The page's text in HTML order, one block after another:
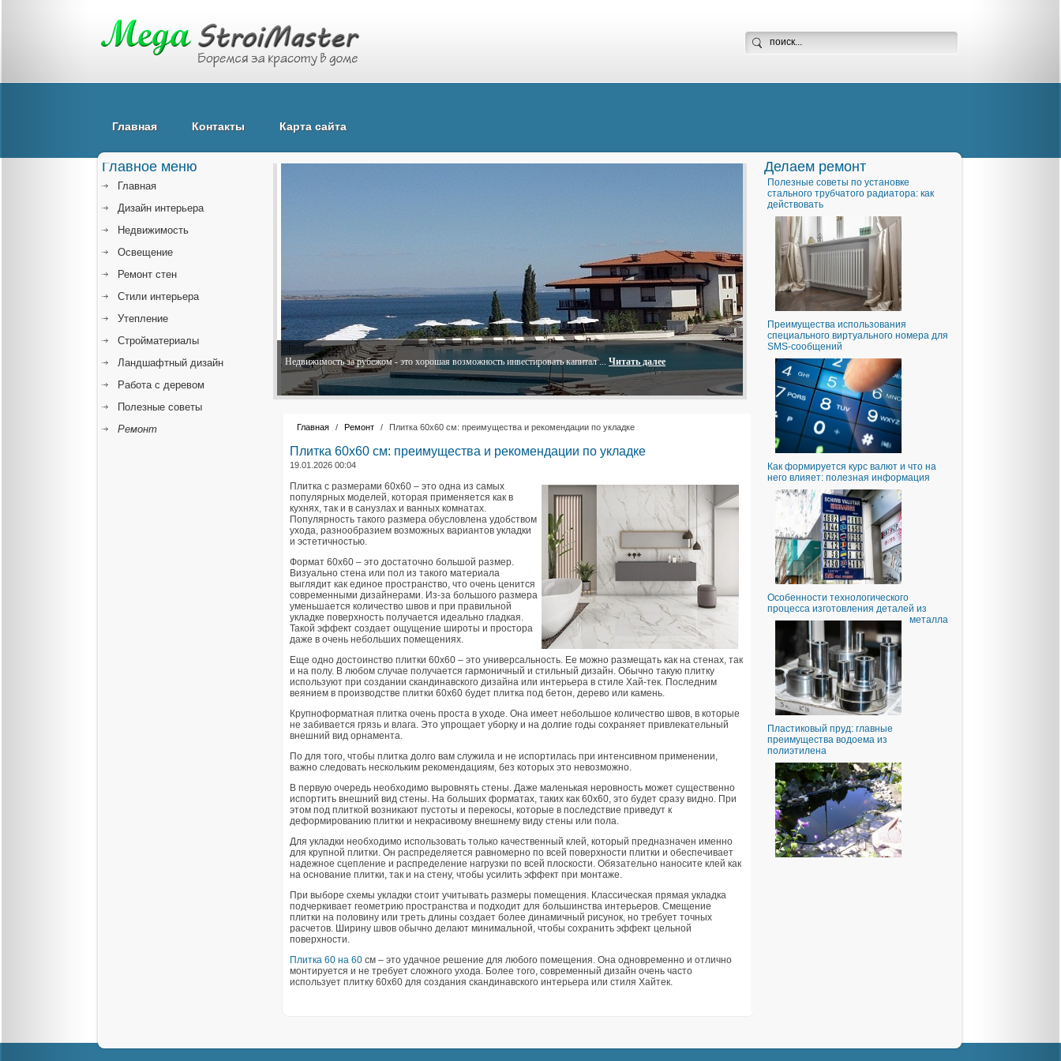
Главная Контакты Карта сайта
Недвижимость за рубежом - это хорошая возможность инвестировать капитал ... Читать далее
Главная / Ремонт / Плитка 60x60 см: преимущества и рекомендации по укладке
Плитка 60x60 см: преимущества и рекомендации по укладке
19.01.2026 00:04
Плитка с размерами 60х60 – это одна из самых
популярных моделей, которая применяется как в
кухнях, так и в санузлах и ванных комнатах.
Популярность такого размера обусловлена удобством
ухода, разнообразием возможных вариантов укладки
и эстетичностью.
Формат 60х60 – это достаточно большой размер.
Визуально стена или пол из такого материала
выглядит как единое пространство, что очень ценится
современными дизайнерами. Из-за большого размера
уменьшается количество швов и при правильной
укладке поверхность получается идеально гладкая.
Такой эффект создает ощущение широты и простора
даже в очень небольших помещениях.
Еще одно достоинство плитки 60х60 – это универсальность. Ее можно размещать как на стенах, так
и на полу. В любом случае получается гармоничный и стильный дизайн. Обычно такую плитку
используют при создании скандинавского дизайна или интерьера в стиле Хай-тек. Последним
веянием в производстве плитки 60х60 будет плитка под бетон, дерево или камень.
Крупноформатная плитка очень проста в уходе. Она имеет небольшое количество швов, в которые
не забивается грязь и влага. Это упрощает уборку и на долгие годы сохраняет привлекательный
внешний вид орнамента.
По для того, чтобы плитка долго вам служила и не испортилась при интенсивном применении,
важно следовать нескольким рекомендациям, без которых это невозможно.
В первую очередь необходимо выровнять стены. Даже маленькая неровность может существенно
испортить внешний вид стены. На больших форматах, таких как 60х60, это будет сразу видно. При
этом под плиткой возникают пустоты и перекосы, которые в последствие приведут к
деформированию плитки и некрасивому внешнему виду стены или пола.
Для укладки необходимо использовать только качественный клей, который предназначен именно
для крупной плитки. Он распределяется равномерно по всей поверхности плитки и обеспечивает
надежное сцепление и распределение нагрузки по всей плоскости. Обязательно наносите клей как
на основание плитки, так и на стену, чтобы усилить эффект при монтаже.
При выборе схемы укладки стоит учитывать размеры помещения. Классическая прямая укладка
подчеркивает геометрию пространства и подходит для большинства интерьеров. Смещение
плитки на половину или треть длины создает более динамичный рисунок, но требует точных
расчетов. Ширину швов обычно делают минимальной, чтобы сохранить эффект цельной
поверхности.
Плитка 60 на 60 см – это удачное решение для любого помещения. Она одновременно и отлично
монтируется и не требует сложного ухода. Более того, современный дизайн очень часто
использует плитку 60х60 для создания скандинавского интерьера или стиля Хайтек.
Главное меню
Главная
Дизайн интерьера
Недвижимость
Освещение
Ремонт стен
Стили интерьера
Утепление
Стройматериалы
Ландшафтный дизайн
Работа с деревом
Полезные советы
Ремонт
Делаем ремонт
Полезные советы по установке
стального трубчатого радиатора: как
действовать
Преимущества использования
специального виртуального номера для
SMS-сообщений
Как формируется курс валют и что на
него влияет: полезная информация
Особенности технологического
процесса изготовления деталей из
металла
Пластиковый пруд: главные
преимущества водоема из
полиэтилена